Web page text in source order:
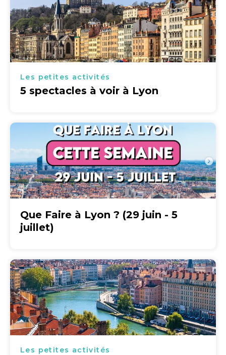
Les petites activités
5 spectacles à voir à Lyon
Que Faire à Lyon ? (29 juin - 5
juillet)
Les petites activités